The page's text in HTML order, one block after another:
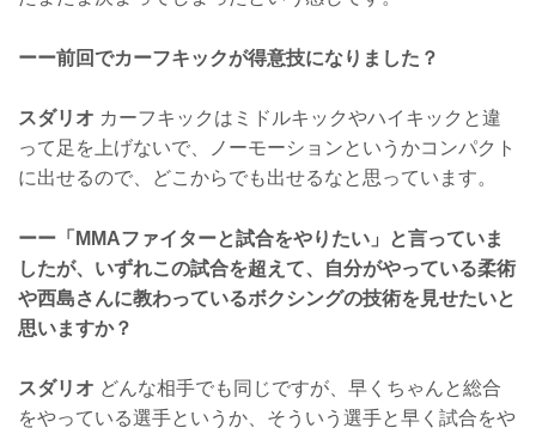
ーー前回でカーフキックが得意技になりました？
スダリオ カーフキックはミドルキックやハイキックと違
って足を上げないで、ノーモーションというかコンパクト
に出せるので、どこからでも出せるなと思っています。
ーー「MMAファイターと試合をやりたい」と言っていま
したが、いずれこの試合を超えて、自分がやっている柔術
や西島さんに教わっているボクシングの技術を見せたいと
思いますか？
スダリオ どんな相手でも同じですが、早くちゃんと総合
をやっている選手というか、そういう選手と早く試合をや